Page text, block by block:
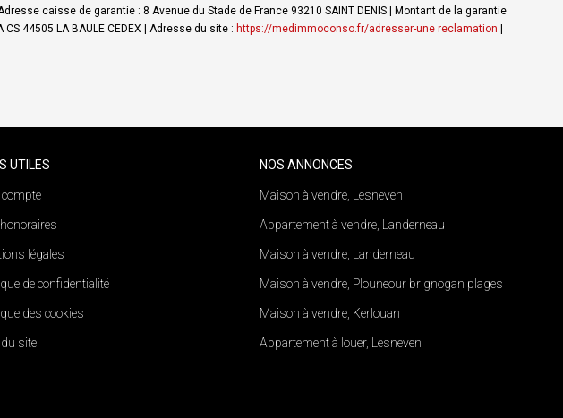
caisse de garantie : 8 Avenue du Stade de France 93210 SAINT DENIS | Montant de la garantie
44505 LA BAULE CEDEX | Adresse du site : https://medimmoconso.fr/adresser-une reclamation
UTILES
légales
de confidentialité
des cookies
site
NOS ANNONCES
Maison à vendre, Lesneven
Appartement à vendre, Landerneau
Maison à vendre, Landerneau
Maison à vendre, Plouneour brignogan plages
Maison à vendre, Kerlouan
Appartement à louer, Lesneven